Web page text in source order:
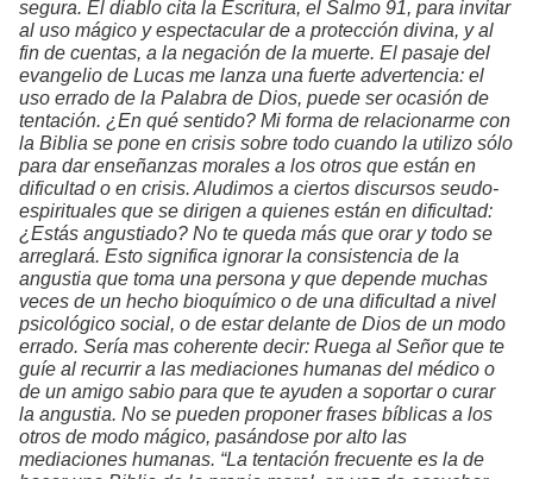
segura. El diablo cita la Escritura, el Salmo 91, para invitar
al uso mágico y espectacular de a protección divina, y al
fin de cuentas, a la negación de la muerte. El pasaje del
evangelio de Lucas me lanza una fuerte advertencia: el
uso errado de la Palabra de Dios, puede ser ocasión de
tentación. ¿En qué sentido? Mi forma de relacionarme con
la Biblia se pone en crisis sobre todo cuando la utilizo sólo
para dar enseñanzas morales a los otros que están en
dificultad o en crisis. Aludimos a ciertos discursos seudo-
espirituales que se dirigen a quienes están en dificultad:
¿Estás angustiado? No te queda más que orar y todo se
arreglará. Esto significa ignorar la consistencia de la
angustia que toma una persona y que depende muchas
veces de un hecho bioquímico o de una dificultad a nivel
psicológico social, o de estar delante de Dios de un modo
errado. Sería mas coherente decir: Ruega al Señor que te
guíe al recurrir a las mediaciones humanas del médico o
de un amigo sabio para que te ayuden a soportar o curar
la angustia. No se pueden proponer frases bíblicas a los
otros de modo mágico, pasándose por alto las
mediaciones humanas. “La tentación frecuente es la de